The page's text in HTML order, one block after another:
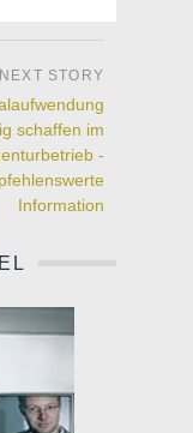
schaffen im
-
Information